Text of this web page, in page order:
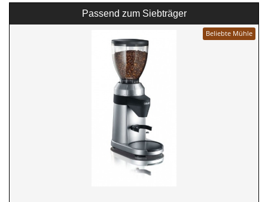
Passend zum Siebträger
Beliebte Mühle